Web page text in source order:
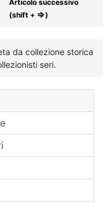
Articolo successivo
(shift + ⇒)
da collezione storica
seri.